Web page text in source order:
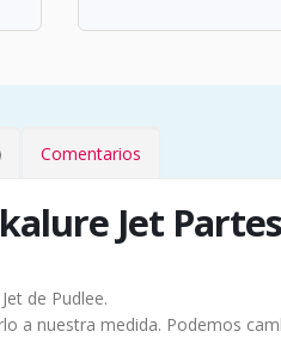
Comentarios
Jet Partes
de Pudlee.
a nuestra medida. Podemos